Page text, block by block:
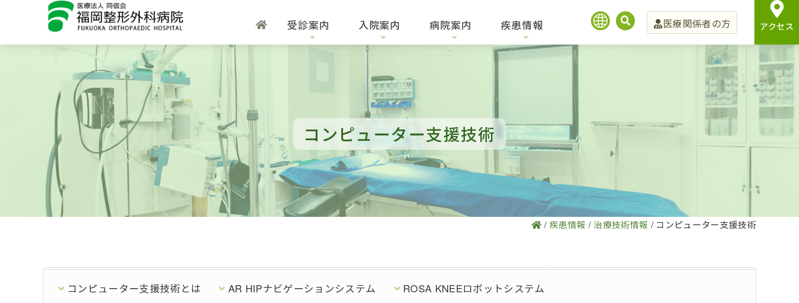
を
ー
ム
受診案内 入院案内 病院案内 疾患情報 医療関係者の方 アクセス
コンピューター支援技術
/疾患情報 / 治療技術情報 / コンピューター支援技術
コンピューター支援技術とは AR HIPナビゲーションシステム ROSA KNEEロボットシステム